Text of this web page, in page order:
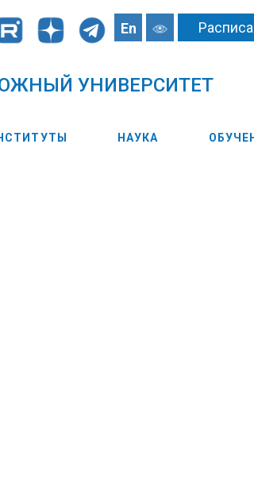
En
УНИВЕРСИТЕТ
НАУКА